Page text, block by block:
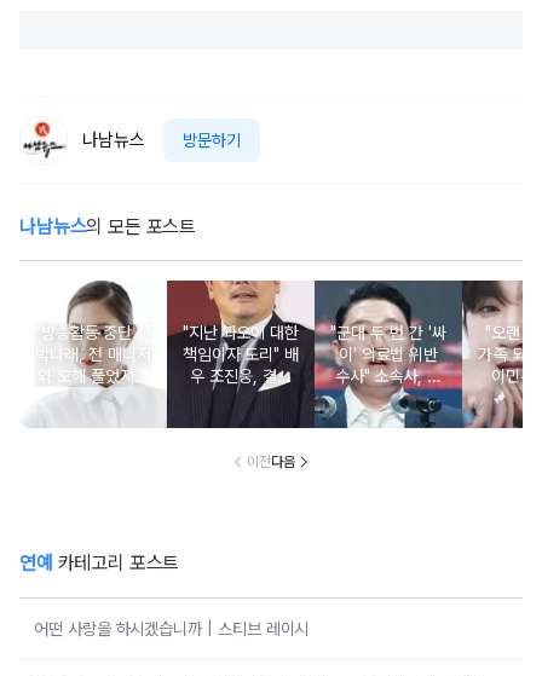
나남뉴스 방문하기
나남뉴스의 모든 포스트
"방송활동 중단…"
박나래, 전 매니저
와 오해 풀었지만
불찰 반성
"지난 과오에 대한
책임이자 도리" 배
우 조진웅, 결국
은퇴 선언
"군대 두 번 간 '싸
이' 의료법 위반
수사" 소속사, 수
면제 대리수령 불
찰...
"오랜
가족 되
이민우
이전다음
연예 카테고리 포스트
어떤 사랑을 하시겠습니까 | 스티브 레이시